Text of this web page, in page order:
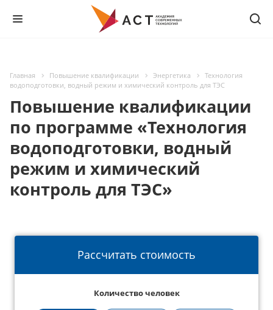
Главная Повышение квалификации Энергетика
Технология
водоподготовки, водный режим и химический контроль для ТЭС
Повышение квалификации
по программе «Технология
водоподготовки, водный
режим и химический
контроль для ТЭС»
Рассчитать стоимость
Количество человек